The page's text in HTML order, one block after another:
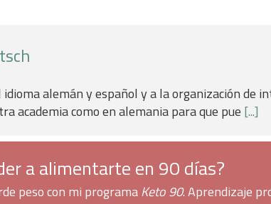
alemán y español y a la organización de
academia como en alemania para que pue [...]
a alimentarte en 90 días?
peso con mi programaKeto 90. Aprendizaje